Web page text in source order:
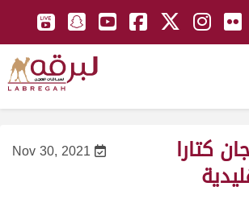
Nov 30, 2021 كتارا